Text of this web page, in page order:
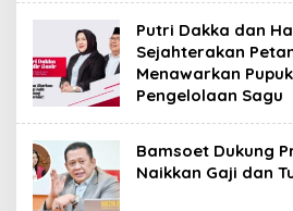
Putri Dakka dan
Sejahterakan
Menawarkan
Pengelolaan Sagu
Bamsoet Dukung
Naikkan Gaji dan